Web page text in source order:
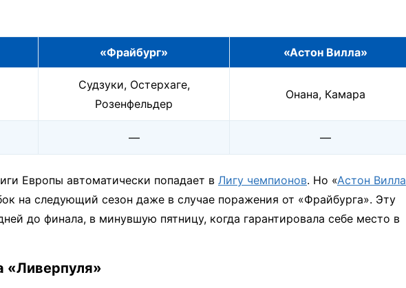
«Фрайбург» «Астон Вилла»
Судзуки, Остерхаге,
Розенфельдер
Онана, Камара
— —
Европы автоматически попадает в Лигу чемпионов. Но «Астон Вилла
на следующий сезон даже в случае поражения от «Фрайбурга». Эту
до финала, в минувшую пятницу, когда гарантировала себе место в
«Ливерпуля»